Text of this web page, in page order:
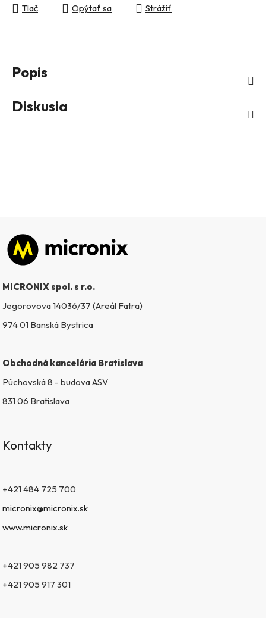
Tlač Opýtať sa Strážiť
Popis
Diskusia
Zápätie
MICRONIX spol. s r.o.
Jegorovova 14036/37 (Areál Fatra)
974 01 Banská Bystrica
Obchodná kancelária Bratislava
Púchovská 8 - budova ASV
831 06 Bratislava
Kontakty
+421 484 725 700
micronix@micronix.sk
www.micronix.sk
+421 905 982 737
+421 905 917 301